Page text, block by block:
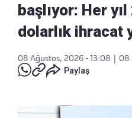
başlıyor: Her
dolarlık ihracat
08 Ağustos, 2026 - 13:08
08
Paylaş